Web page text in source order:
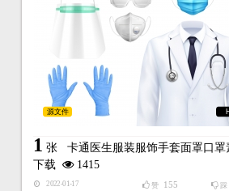
源文件
1 张 卡通医生服装服饰手套面罩口罩
下载
1415
2022-01-17 踩
赞 155